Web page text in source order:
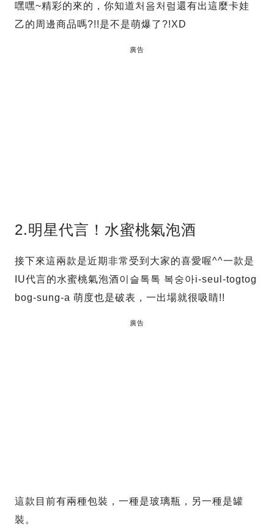
嘿嘿~精彩的來的，你知道처음처럼還有出這麼卡娃
乙的周邊商品嗎?!!是不是萌爆了?!XD
廣告
2.明星代言！水蜜桃氣泡酒
接下來這兩款是近期非常受到大家的喜愛喔^^一款是
IU代言的水蜜桃氣泡酒이슬톡톡 복숭아i-seul-togtog
bog-sung-a 萌度也是破表，一出場就很吸睛!!
廣告
這款目前有兩種包裝，一種是玻璃瓶，另一種是罐
裝。